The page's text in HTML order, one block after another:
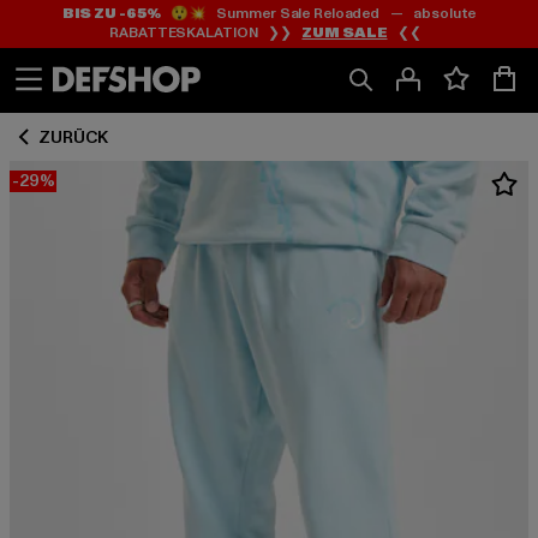
Zum
Inhalt
springen
Zum
Fußzeile
springen
BIS ZU -65%😲💥 Summer Sale Reloaded — absolute
RABATTESKALATION ❯❯ ZUM SALE ❮❮
ZURÜCK
-29%